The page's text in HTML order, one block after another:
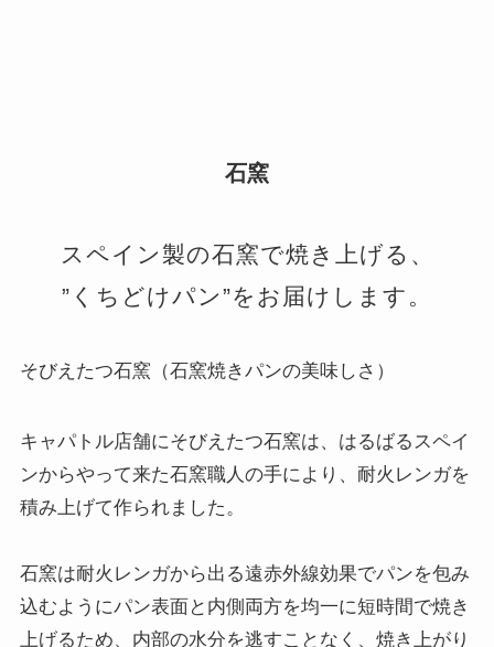
石窯
スペイン製の石窯で焼き上げる、
”くちどけパン”をお届けします。
そびえたつ石窯（石窯焼きパンの美味しさ）
キャパトル店舗にそびえたつ石窯は、はるばるスペイ
ンからやって来た石窯職人の手により、耐火レンガを
積み上げて作られました。
石窯は耐火レンガから出る遠赤外線効果でパンを包み
込むようにパン表面と内側両方を均一に短時間で焼き
上げるため、内部の水分を逃すことなく、焼き上がり